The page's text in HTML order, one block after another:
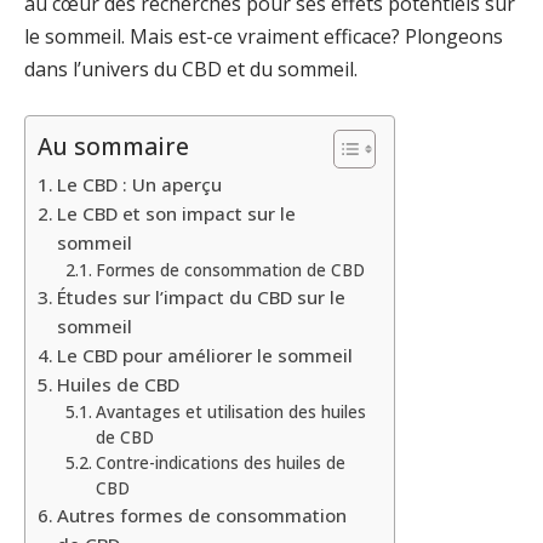
le sommeil. Mais est-ce vraiment efficace? Plongeons
dans l’univers du CBD et du sommeil.
Au sommaire
Le CBD : Un aperçu
Le CBD et son impact sur le
sommeil
Formes de consommation de CBD
Études sur l’impact du CBD sur le
sommeil
Le CBD pour améliorer le sommeil
Huiles de CBD
Avantages et utilisation des huiles
de CBD
Contre-indications des huiles de
CBD
Autres formes de consommation